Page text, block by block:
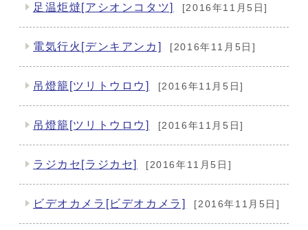
足温炬燵[アシオンコタツ] [2016年11月5日]
電気行火[デンキアンカ] [2016年11月5日]
吊燈籠[ツリトウロウ] [2016年11月5日]
吊燈籠[ツリトウロウ] [2016年11月5日]
ラジカセ[ラジカセ] [2016年11月5日]
ビデオカメラ[ビデオカメラ] [2016年11月5日]